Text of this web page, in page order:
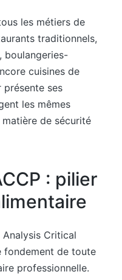
les métiers de
traditionnels,
boulangeries-
cuisines de
ses
les mêmes
de sécurité
: pilier
Analysis Critical
fondement de toute
professionnelle.